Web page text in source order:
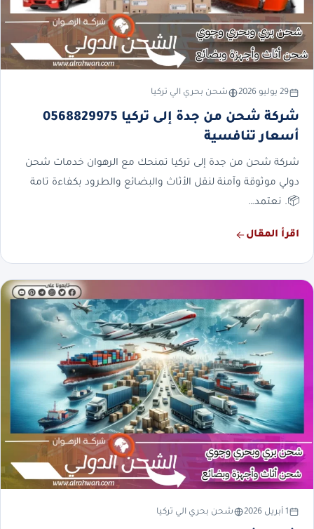
29 يوليو 2026 شحن بحري الي تركيا
شركة شحن من جدة إلى تركيا 0568829975
أسعار تنافسية
شركة شحن من جدة إلى تركيا تمنحك مع الرهوان خدمات شحن
دولي موثوقة وآمنة لنقل الأثاث والبضائع والطرود بكفاءة تامة
📦. نعتمد…
اقرأ المقال
1 أبريل 2026 شحن بحري الي تركيا